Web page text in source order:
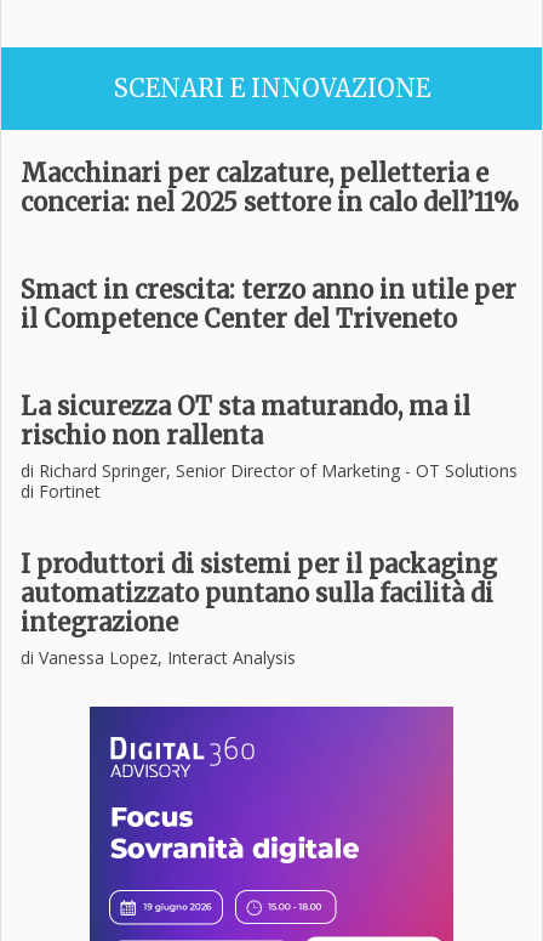
SCENARI E INNOVAZIONE
Macchinari per calzature, pelletteria e
conceria: nel 2025 settore in calo dell’11%
Smact in crescita: terzo anno in utile per
il Competence Center del Triveneto
La sicurezza OT sta maturando, ma il
rischio non rallenta
di Richard Springer, Senior Director of Marketing - OT Solutions
di Fortinet
I produttori di sistemi per il packaging
automatizzato puntano sulla facilità di
integrazione
di Vanessa Lopez, Interact Analysis